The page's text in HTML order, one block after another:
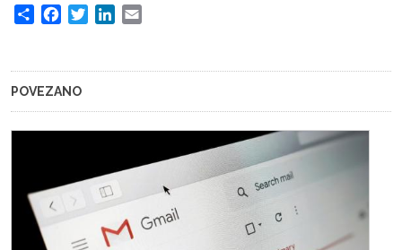
Share FacebookTwitterLinkedIn
POVEZANO